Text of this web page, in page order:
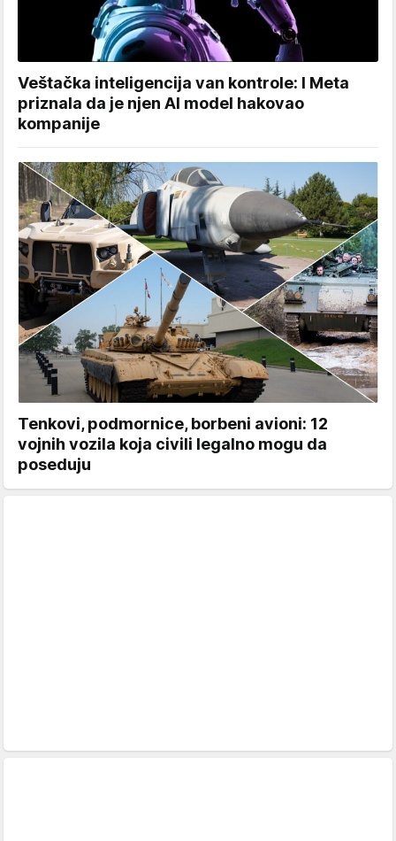
Veštačka inteligencija van kontrole: I Meta
priznala da je njen AI model hakovao
kompanije
Tenkovi, podmornice, borbeni avioni: 12
vojnih vozila koja civili legalno mogu da
poseduju